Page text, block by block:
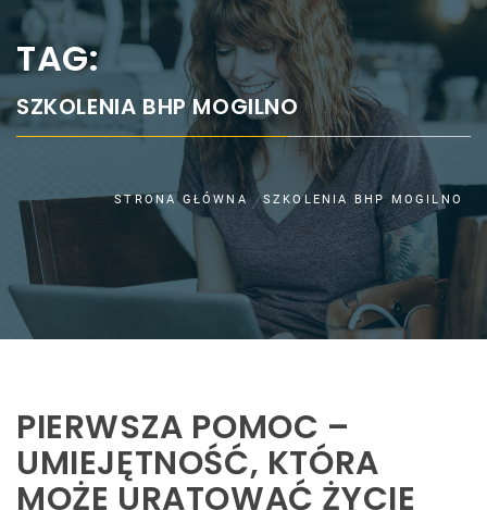
TAG:
SZKOLENIA BHP MOGILNO
STRONA GŁÓWNA SZKOLENIA BHP MOGILNO
PIERWSZA POMOC –
UMIEJĘTNOŚĆ, KTÓRA
MOŻE URATOWAĆ ŻYCIE